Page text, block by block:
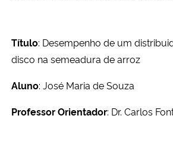
Título: Desempenho de um
disco na semeadura de arroz
Aluno: José Maria de Souza
Professor Orientador: Dr. Carlos